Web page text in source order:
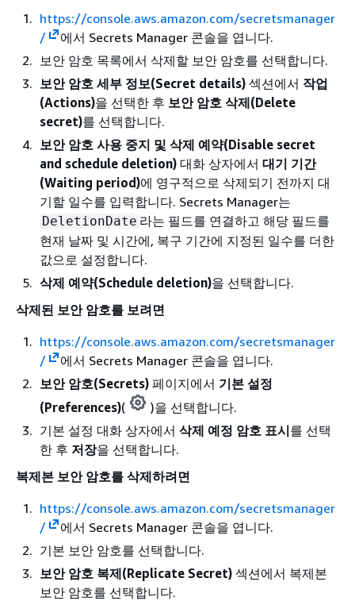
https://console.aws.amazon.com/secretsmanager
/
에서 Secrets Manager 콘솔을 엽니다.
보안 암호 목록에서 삭제할 보안 암호를 선택합니다.
보안 암호 세부 정보(Secret details) 섹션에서 작업
(Actions)을 선택한 후 보안 암호 삭제(Delete
secret)를 선택합니다.
보안 암호 사용 중지 및 삭제 예약(Disable secret
and schedule deletion) 대화 상자에서 대기 기간
(Waiting period)에 영구적으로 삭제되기 전까지 대
기할 일수를 입력합니다. Secrets Manager는
DeletionDate 라는 필드를 연결하고 해당 필드를
현재 날짜 및 시간에, 복구 기간에 지정된 일수를 더한
값으로 설정합니다.
삭제 예약(Schedule deletion)을 선택합니다.
삭제된 보안 암호를 보려면
https://console.aws.amazon.com/secretsmanager
/
에서 Secrets Manager 콘솔을 엽니다.
보안 암호(Secrets) 페이지에서 기본 설정
(Preferences)(
)을 선택합니다.
기본 설정 대화 상자에서 삭제 예정 암호 표시를 선택
한 후 저장을 선택합니다.
복제본 보안 암호를 삭제하려면
https://console.aws.amazon.com/secretsmanager
/
에서 Secrets Manager 콘솔을 엽니다.
기본 보안 암호를 선택합니다.
보안 암호 복제(Replicate Secret) 섹션에서 복제본
보안 암호를 선택합니다.